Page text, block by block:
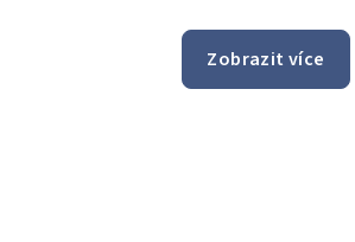
i po uplynuti bezne doby pro
brzy urcite spolu udelame nekomu
Zobrazit více